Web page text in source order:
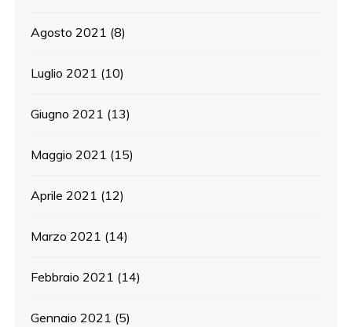
Agosto 2021 (8)
Luglio 2021 (10)
Giugno 2021 (13)
Maggio 2021 (15)
Aprile 2021 (12)
Marzo 2021 (14)
Febbraio 2021 (14)
Gennaio 2021 (5)